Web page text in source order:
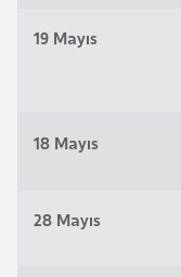
19 Mayıs
18 Mayıs
28 Mayıs
B
i